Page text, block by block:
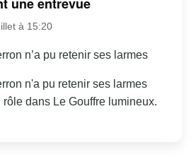
une entrevue
à 15:20
n’a pu retenir ses larmes
n'a pu retenir ses larmes
dans Le Gouffre lumineux.